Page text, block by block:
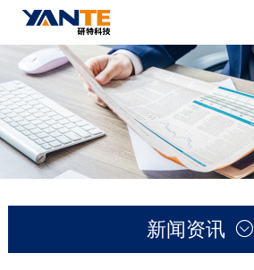
新闻资讯 